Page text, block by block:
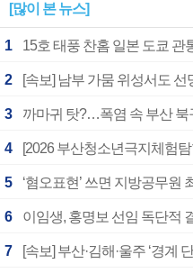
[많이 본 뉴스]
1 15호 태풍 찬홈 일본 도쿄
2 [속보] 남부 가뭄 위성서도
3 까마귀 탓?…폭염 속 부산 북
4
5 ‘혐오표현’ 쓰면 지방공무원
6 이임생, 홍명보 선임 독단적
7 [속보] 부산·김해·울주 ‘경계